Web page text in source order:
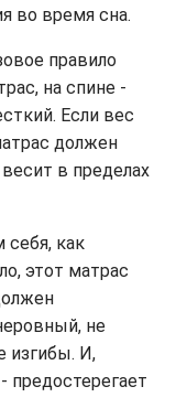
во время сна.
правило
на спине -
Если вес
должен
в пределах
как
этот матрас
не
изгибы. И,
предостерегает